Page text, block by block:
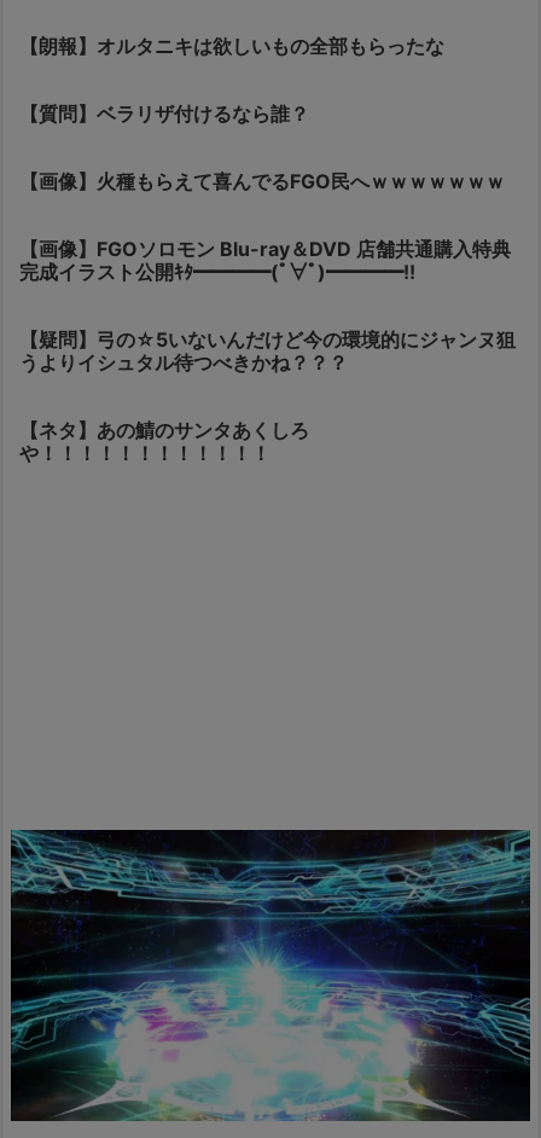
【朗報】オルタニキは欲しいもの全部もらったな
【質問】ベラリザ付けるなら誰？
【画像】火種もらえて喜んでるFGO民へｗｗｗｗｗｗｗ
【画像】FGOソロモン Blu-ray＆DVD 店舗共通購入特典
完成イラスト公開ｷﾀ━━━━(ﾟ∀ﾟ)━━━━!!
【疑問】弓の☆5いないんだけど今の環境的にジャンヌ狙
うよりイシュタル待つべきかね？？？
【ネタ】あの鯖のサンタあくしろ
や！！！！！！！！！！！！